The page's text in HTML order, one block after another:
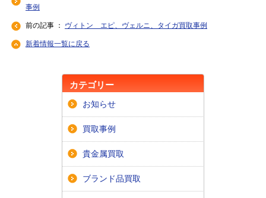
事例
前の記事 ： ヴィトン エピ、ヴェルニ、タイガ買取事例
新着情報一覧に戻る
カテゴリー
お知らせ
買取事例
貴金属買取
ブランド品買取